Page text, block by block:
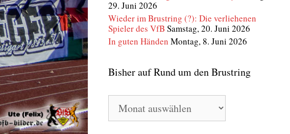
29. Juni 2026
Wieder im Brustring (?): Die verliehenen
Spieler des VfB Samstag, 20. Juni 2026
In guten Händen Montag, 8. Juni 2026
Bisher auf Rund um den Brustring
Bisher
auf
Rund